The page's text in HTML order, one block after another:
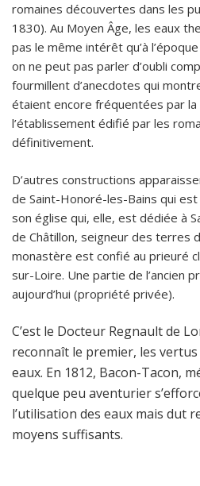
romaines découvertes dans les
1830). Au Moyen Âge, les eaux
pas le même intérêt qu’à
on ne peut pas parler d’oubli
fourmillent d’anecdotes qui
étaient encore fréquentées par la
l’établissement édifié par les
définitivement.
D’autres constructions
de Saint-Honoré-les-Bains qui
son église qui, elle, est dédiée à
de Châtillon, seigneur des terres
monastère est confié au prieuré
sur-Loire. Une partie de l’ancien
aujourd’hui (propriété privée).
C’est le Docteur Regnault de
reconnaît le premier, les
eaux. En 1812, Bacon-Tacon,
quelque peu aventurier
l’utilisation des eaux mais dut
moyens suffisants.